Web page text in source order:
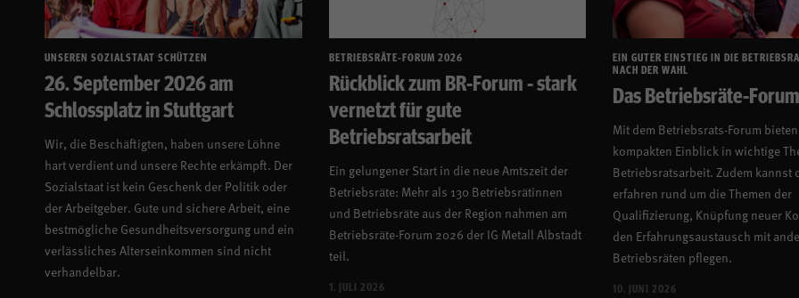
UNSEREN SOZIALSTAAT SCHÜTZEN
26. September 2026 am
Schlossplatz in Stuttgart
Wir, die Beschäftigten, haben unsere Löhne
hart verdient und unsere Rechte erkämpft. Der
Sozialstaat ist kein Geschenk der Politik oder
der Arbeitgeber. Gute und sichere Arbeit, eine
bestmögliche Gesundheitsversorgung und ein
verlässliches Alterseinkommen sind nicht
verhandelbar.
BETRIEBSRÄTE-FORUM 2026
Rückblick zum BR-Forum - stark
vernetzt für gute
Betriebsratsarbeit
Ein gelungener Start in die neue Amtszeit der
Betriebsräte: Mehr als 130 Betriebsrätinnen
und Betriebsräte aus der Region nahmen am
Betriebsräte-Forum 2026 der IG Metall Albstadt
teil.
1. JULI 2026
EIN GUTER EINSTIEG IN DIE
NACH DER WAHL
Das Betriebsräte-Forum
Mit dem Betriebsrats-Forum
kompakten Einblick in wichtige
Betriebsratsarbeit. Zudem kannst
erfahren rund um die Themen der
Qualifizierung, Knüpfung neuer
den Erfahrungsaustausch mit
Betriebsräten pflegen.
10. JUNI 2026